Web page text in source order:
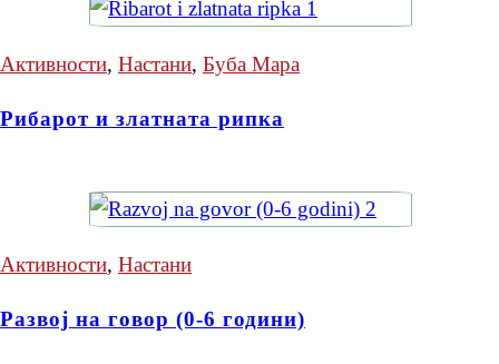
Активности, Настани, Буба Мара
Рибарот и златната рипка
Активности, Настани
Развој на говор (0-6 години)